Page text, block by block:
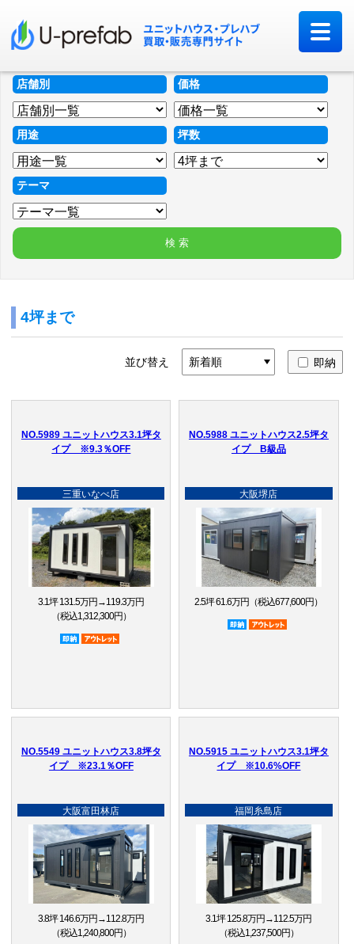
店舗別 価格
用途 坪数
テーマ
4坪まで
並び替え 即納
NO.5989 ユニットハウス3.1坪タ
イプ ※9.3％OFF
三重いなべ店
3.1坪 131.5万円→119.3万円
（税込1,312,300円）
即納品
NO.5988 ユニットハウス2.5坪タ
イプ B級品
大阪堺店
2.5坪 61.6万円（税込677,600円）
即納品
NO.5549 ユニットハウス3.8坪タ
イプ ※23.1％OFF
大阪富田林店
3.8坪 146.6万円→112.8万円
（税込1,240,800円）
NO.5915 ユニットハウス3.1坪タ
イプ ※10.6%OFF
福岡糸島店
3.1坪 125.8万円→112.5万円
（税込1,237,500円）